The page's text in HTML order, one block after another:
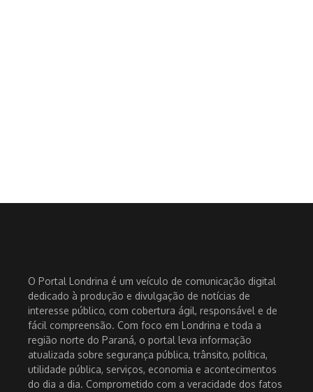
O Portal Londrina é um veículo de comunicação digital
dedicado à produção e divulgação de notícias de
interesse público, com cobertura ágil, responsável e de
fácil compreensão. Com foco em Londrina e toda a
região norte do Paraná, o portal leva informação
atualizada sobre segurança pública, trânsito, política,
utilidade pública, serviços, economia e acontecimentos
do dia a dia. Comprometido com a veracidade dos fatos